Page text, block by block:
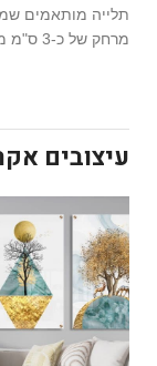
תלייה מותאמים
מרחק של כ-3 ס"מ מהקיר, לקבלת מראה מרחף ומודרני.
עיצובים